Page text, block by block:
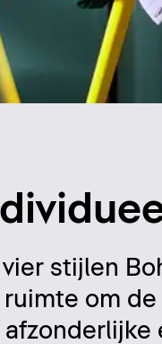
vier stijlen
om